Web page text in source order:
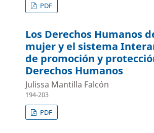
PDF
Los Derechos Humanos
mujer y el sistema
de promoción y
Derechos Humanos
Julissa Mantilla Falcón
194-203
PDF